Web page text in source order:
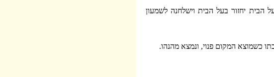
הבית יחזור בעל הבית וישלחנה לשמעון
כשמוצא המקום פנוי, ונמצא מהנהו.